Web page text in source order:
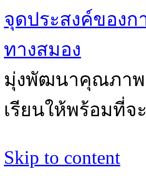
จุดประสงค์ของ
ทางสมอง
มุ่งพัฒนาคุณภาพ
เรียนให้พร้อมที่
Skip to content